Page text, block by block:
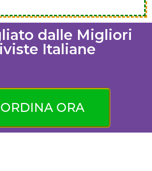
dalle Migliori
Italiane
ORDINA ORA